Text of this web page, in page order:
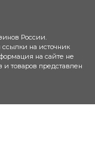
России.
на источник
на сайте не
и товаров представлен